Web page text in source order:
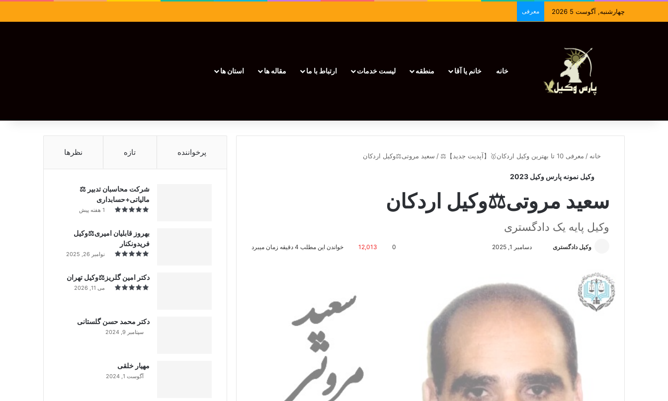
چهارشنبه, آگوست 5 2026 معرفی
خانه خانم یا آقا منطقه لیست خدمات ارتباط با ما مقاله ها استان ها
خانه / معرفی 10 تا بهترین وکیل اردکان🥇【آپدیت جدید】⚖️ / سعید مروتی⚖️وکیل اردکان
وکیل نمونه پارس وکیل 2023
سعید مروتی⚖️وکیل اردکان
وکیل پایه یک دادگستری
وکیل دادگستری
ل
دسامبر 1, 2025 0
12,013 خواندن این مطلب 4 دقیقه زمان میبرد
پرخواننده تازه نظرها
شرکت محاسبان تدبیر ⚖️
مالیاتی+حسابداری
1 هفته پیش
بهروز قابلیان امیری⚖️وکیل
فریدونکنار
نوامبر 26, 2025
دکتر امین گلریز⚖️وکیل تهران
می 11, 2026
دکتر محمد حسن گلستانی
سپتامبر 9, 2024
مهیار خلقی
آگوست 1, 2024